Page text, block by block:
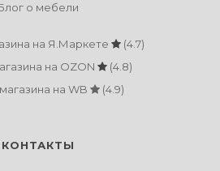
о мебели
на Я.Маркете
(4.7)
на OZON
(4.8)
на WB
(4.9)
КОНТАКТЫ